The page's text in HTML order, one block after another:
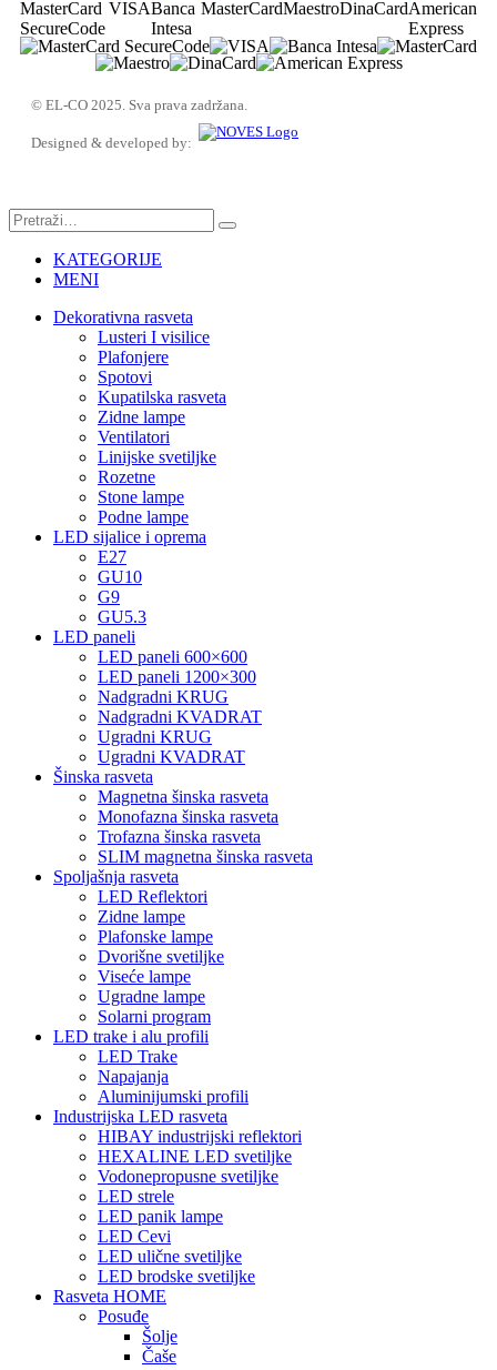
© EL-CO 2025. Sva prava zadržana.
Designed & developed by:
KATEGORIJE
MENI
Dekorativna rasveta
Lusteri I visilice
Plafonjere
Spotovi
Kupatilska rasveta
Zidne lampe
Ventilatori
Linijske svetiljke
Rozetne
Stone lampe
Podne lampe
LED sijalice i oprema
E27
GU10
G9
GU5.3
LED paneli
LED paneli 600×600
LED paneli 1200×300
Nadgradni KRUG
Nadgradni KVADRAT
Ugradni KRUG
Ugradni KVADRAT
Šinska rasveta
Magnetna šinska rasveta
Monofazna šinska rasveta
Trofazna šinska rasveta
SLIM magnetna šinska rasveta
Spoljašnja rasveta
LED Reflektori
Zidne lampe
Plafonske lampe
Dvorišne svetiljke
Viseće lampe
Ugradne lampe
Solarni program
LED trake i alu profili
LED Trake
Napajanja
Aluminijumski profili
Industrijska LED rasveta
HIBAY industrijski reflektori
HEXALINE LED svetiljke
Vodonepropusne svetiljke
LED strele
LED panik lampe
LED Cevi
LED ulične svetiljke
LED brodske svetiljke
Rasveta HOME
Posuđe
Šolje
Čaše